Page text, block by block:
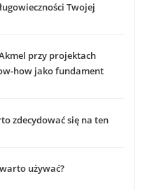
Twojej
przy projektach
how jako fundament
zdecydować się na ten
używać?